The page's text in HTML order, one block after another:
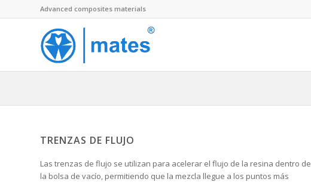
Advanced composites materials
TRENZAS DE FLUJO
Las trenzas de flujo se utilizan para acelerar el flujo de la resina dentro de
la bolsa de vacío, permitiendo que la mezcla llegue a los puntos más